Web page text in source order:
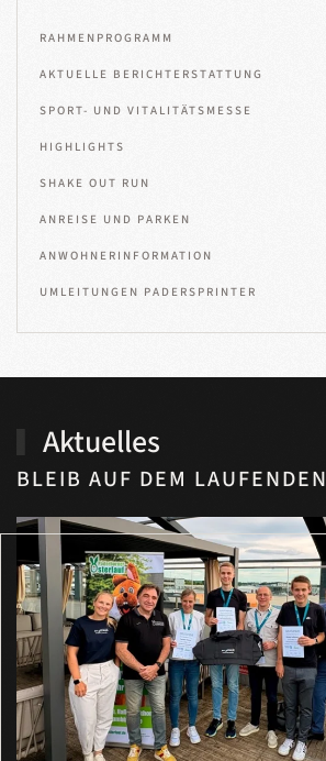
RAHMENPROGRAMM
AKTUELLE BERICHTERSTATTUNG
SPORT- UND VITALITÄTSMESSE
HIGHLIGHTS
SHAKE OUT RUN
ANREISE UND PARKEN
ANWOHNERINFORMATION
UMLEITUNGEN PADERSPRINTER
Aktuelles
BLEIB AUF DEM LAUFENDEN